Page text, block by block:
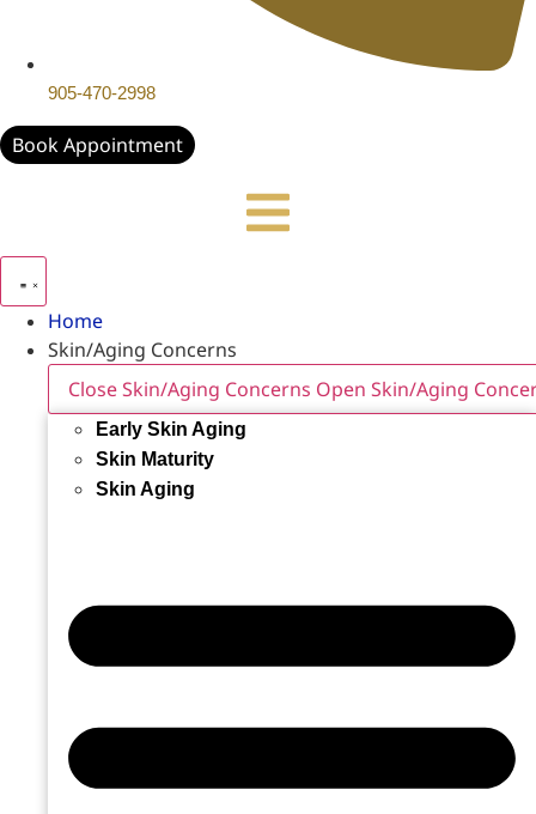
905-470-2998
Book Appointment
Home
Skin/Aging Concerns
Close Skin/Aging Concerns Open Skin/Aging
Early Skin Aging
Skin Maturity
Skin Aging